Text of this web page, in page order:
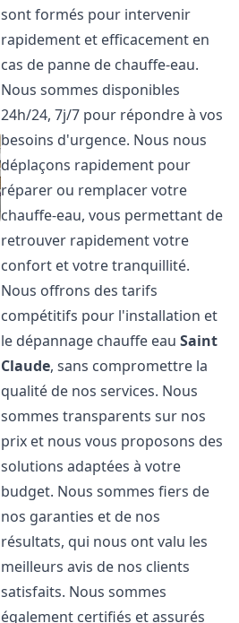
sont formés pour intervenir
rapidement et efficacement en
cas de panne de chauffe-eau.
Nous sommes disponibles
24h/24, 7j/7 pour répondre à vos
besoins d'urgence. Nous nous
déplaçons rapidement pour
réparer ou remplacer votre
chauffe-eau, vous permettant de
retrouver rapidement votre
confort et votre tranquillité.
Nous offrons des tarifs
compétitifs pour l'installation et
le dépannage chauffe eauSaint
Claude, sans compromettre la
qualité de nos services. Nous
sommes transparents sur nos
prix et nous vous proposons des
solutions adaptées à votre
budget. Nous sommes fiers de
nos garanties et de nos
résultats, qui nous ont valu les
meilleurs avis de nos clients
satisfaits. Nous sommes
également certifiés et assurés